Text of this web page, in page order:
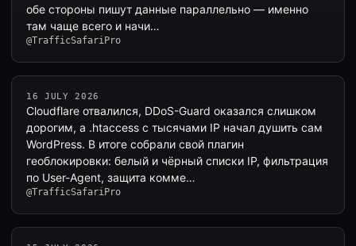
обе стороны пишут данные параллельно — именно
там чаще всего и начи…
@TrafficSafariPro
16 JULY 2026
Cloudflare отвалился, DDoS-Guard оказался слишком
дорогим, а .htaccess с тысячами IP начал душить сам
WordPress. В итоге собрали свой плагин
геоблокировки: белый и чёрный списки IP, фильтрация
по User-Agent, защита комме…
@TrafficSafariPro